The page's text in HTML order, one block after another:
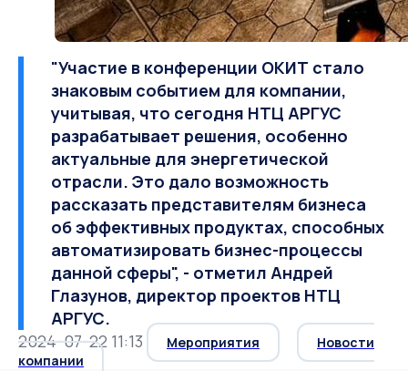
"Участие в конференции ОКИТ стало
знаковым событием для компании,
учитывая, что сегодня НТЦ АРГУС
разрабатывает решения, особенно
актуальные для энергетической
отрасли. Это дало возможность
рассказать представителям бизнеса
об эффективных продуктах, способных
автоматизировать бизнес-процессы
данной сферы", - отметил Андрей
Глазунов, директор проектов НТЦ
АРГУС.
2024-07-22 11:13
Мероприятия
Новости
компании